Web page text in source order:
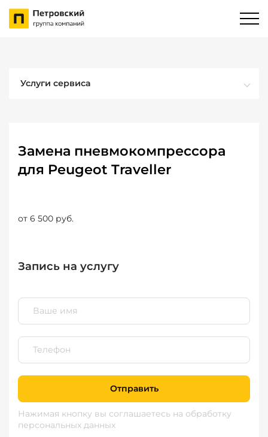
Услуги сервиса
Замена пневмокомпрессора
для Peugeot Traveller
от 6 500 руб.
Запись на услугу
Отправить
Нажимая кнопку вы соглашаетесь на обработку
персональных данных